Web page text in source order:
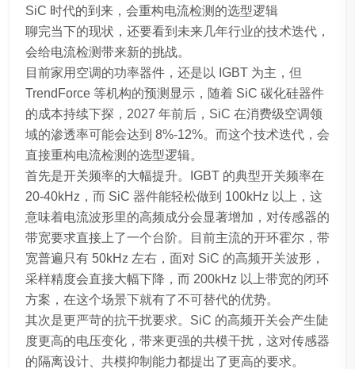
SiC 时代的到来，会重构电流检测的选型逻辑
聊完当下的现状，还要看到未来几年行业的技术迭代，
会给电流检测带来新的挑战。
目前家用空调的功率器件，还是以 IGBT 为主，但
TrendForce 等机构的预测显示，随着 SiC 碳化硅器件
的成本持续下探，2027 年前后，SiC 在消费级空调领
域的渗透率可能会达到 8%-12%。而这个技术迭代，会
直接重构电流检测的选型逻辑。
首先是开关频率的大幅提升。IGBT 的典型开关频率在
20-40kHz，而 SiC 器件能轻松做到 100kHz 以上，这
意味着电流波形里的高频成分会显著增加，对传感器的
带宽要求直接上了一个台阶。目前主流的开环霍尔，带
宽普遍只有 50kHz 左右，面对 SiC 的高频开关波形，
采样精度会直接大幅下降，而 200kHz 以上带宽的闭环
方案，在这个场景下就有了不可替代的优势。
其次是更严苛的抗干扰要求。SiC 的高频开关会产生陡
度更高的电压变化，带来更强的共模干扰，这对传感器
的隔离设计、共模抑制能力都提出了更高的要求。